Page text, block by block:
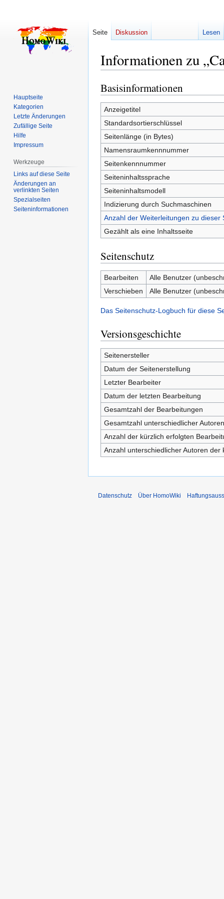
Informationen zu
Zur
Navigation
springen
Zur
Suche
springen
Basisinformationen
Anzeigetitel
Standardsortierschlüssel
Seitenlänge (in Bytes)
Namensraumkennnummer
Seitenkennnummer
Seiteninhaltssprache
Seiteninhaltsmodell
Indizierung durch Suchmaschinen
Anzahl der Weiterleitungen zu dieser
Gezählt als eine Inhaltsseite
Seitenschutz
Bearbeiten
Alle Benutzer
Verschieben
Alle Benutzer
Das Seitenschutz-Logbuch für diese
Versionsgeschichte
Seitenersteller
Datum der Seitenerstellung
Letzter Bearbeiter
Datum der letzten Bearbeitung
Gesamtzahl der Bearbeitungen
Gesamtzahl unterschiedlicher Autoren
Anzahl der kürzlich erfolgten
Anzahl unterschiedlicher Autoren
Seite Diskussion Lesen
Hauptseite
Kategorien
Letzte Änderungen
Zufällige Seite
Hilfe
Impressum
Werkzeuge
Links auf diese Seite
Änderungen an
verlinkten Seiten
Spezialseiten
Seiten­­informationen
Datenschutz Über HomoWiki